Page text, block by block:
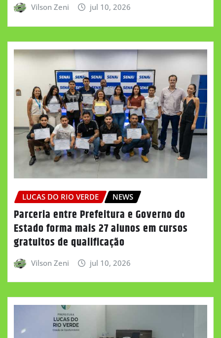
Vilson Zeni jul 10, 2026
LUCAS DO RIO VERDE NEWS
Parceria entre Prefeitura e Governo do
Estado forma mais 27 alunos em cursos
gratuitos de qualificação
Vilson Zeni jul 10, 2026